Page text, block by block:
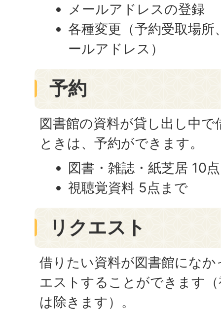
メールアドレスの登録
各種変更（予約受取場所
ールアドレス）
予約
図書館の資料が貸し出し中
ときは、予約ができます。
図書・雑誌・紙芝居 10
視聴覚資料 5点まで
リクエスト
借りたい資料が図書館にな
エストすることができます
は除きます）。